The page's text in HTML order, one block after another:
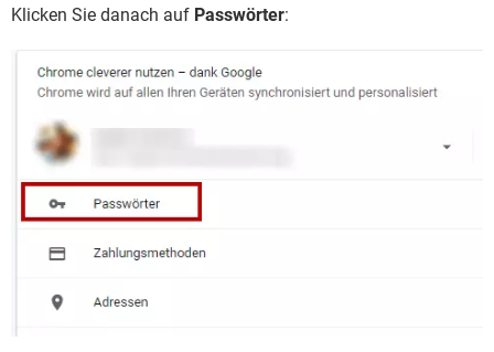
Klicken Sie danach auf Passwörter: